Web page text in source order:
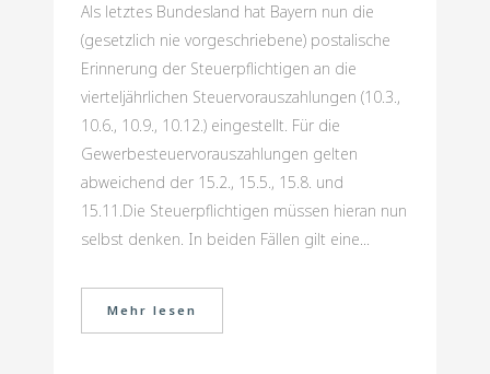
Als letztes Bundesland hat Bayern nun die
(gesetzlich nie vorgeschriebene) postalische
Erinnerung der Steuerpflichtigen an die
vierteljährlichen Steuervorauszahlungen (10.3.,
10.6., 10.9., 10.12.) eingestellt. Für die
Gewerbesteuervorauszahlungen gelten
abweichend der 15.2., 15.5., 15.8. und
15.11.Die Steuerpflichtigen müssen hieran nun
selbst denken. In beiden Fällen gilt eine...
Mehr lesen